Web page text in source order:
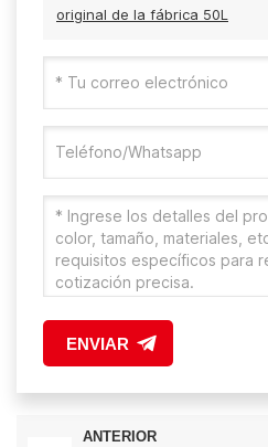
original de la fábrica 50L
ENVIAR
ANTERIOR